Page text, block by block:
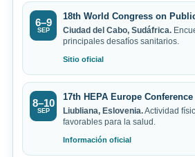
6–9
SEP
18th World Congress on
Ciudad del Cabo, Sudáfrica.
principales desafíos sanitarios.
Sitio oficial
8–10
SEP
17th HEPA Europe Conference
Liubliana, Eslovenia.Actividad
favorables para la salud.
Información oficial